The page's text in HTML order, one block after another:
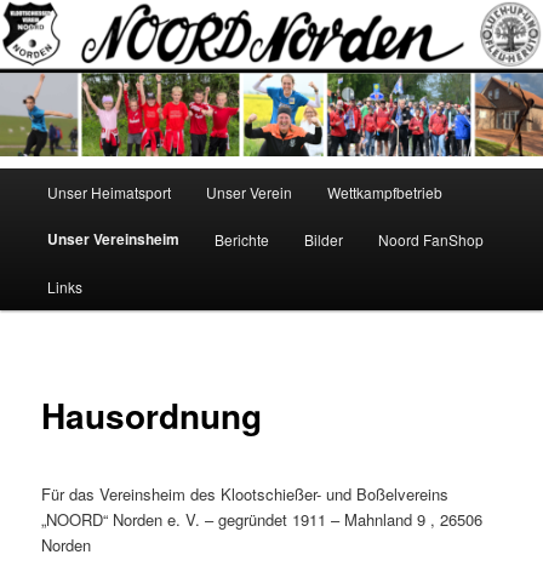
Zum
Inhalt
wechseln
NOORD
Norden
Unser Heimatsport Unser Verein Wettkampfbetrieb
Unser Vereinsheim Berichte Bilder Noord FanShop
Links
Hausordnung
Für das Vereinsheim des Klootschießer- und Boßelvereins
„NOORD“ Norden e. V. – gegründet 1911 – Mahnland 9 , 26506
Norden